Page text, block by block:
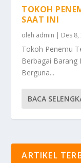
TOKOH
SAAT INI
oleh admin | Des 8,
Tokoh Penemu
Berbagai Barang
Berguna...
BACA
ARTIKEL